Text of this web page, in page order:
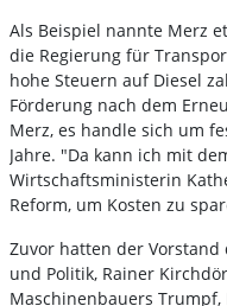
Als Beispiel nannte Merz
die Regierung für
hohe Steuern auf Diesel
Förderung nach dem
Merz, es handle sich um
Jahre. "Da kann ich mit
Wirtschaftsministerin
Reform, um Kosten zu
Zuvor hatten der
und Politik, Rainer
Maschinenbauers